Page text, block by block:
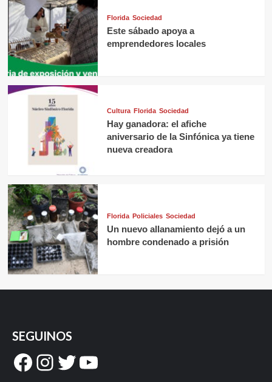
Florida Sociedad
Este sábado apoya a
emprendedores locales
Cultura Florida Sociedad
Hay ganadora: el afiche
aniversario de la Sinfónica ya tiene
nueva creadora
Florida Policiales Sociedad
Un nuevo allanamiento dejó a un
hombre condenado a prisión
SEGUINOS
Facebook
Instagram
Twitter
YouTube